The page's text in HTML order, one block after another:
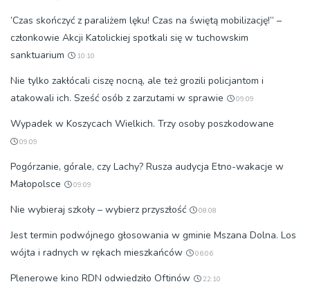
’Czas skończyć z paraliżem lęku! Czas na świętą mobilizację!” –
członkowie Akcji Katolickiej spotkali się w tuchowskim
sanktuarium
10:10
Nie tylko zakłócali ciszę nocną, ale też grozili policjantom i
atakowali ich. Sześć osób z zarzutami w sprawie
09:09
Wypadek w Koszycach Wielkich. Trzy osoby poszkodowane
09:09
Pogórzanie, górale, czy Lachy? Rusza audycja Etno-wakacje w
Małopolsce
09:09
Nie wybieraj szkoły – wybierz przyszłość 08:08
Jest termin podwójnego głosowania w gminie Mszana Dolna. Los
wójta i radnych w rękach mieszkańców
06:06
Plenerowe kino RDN odwiedziło Oftinów 22:10